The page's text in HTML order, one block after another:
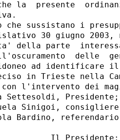
la  presente
che sussistano i
30 giugno
della parte
delle
ad identificare
in Trieste nella
con l'intervento dei
Settesoldi,
Sinigoi,
Bardino,
Il